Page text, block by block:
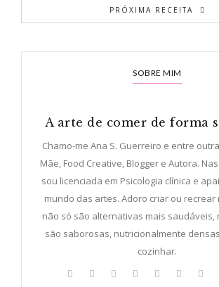
PRÓXIMA RECEITA
SOBRE MIM
A arte de comer de forma
Chamo-me Ana S. Guerreiro e entre
Mãe, Food Creative, Blogger e Autora.
sou licenciada em Psicologia clínica e
mundo das artes. Adoro criar ou recrear
não só são alternativas mais saudáveis,
são saborosas, nutricionalmente
cozinhar.